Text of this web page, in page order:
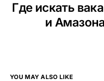
Где искать
и
YOU MAY ALSO LIKE